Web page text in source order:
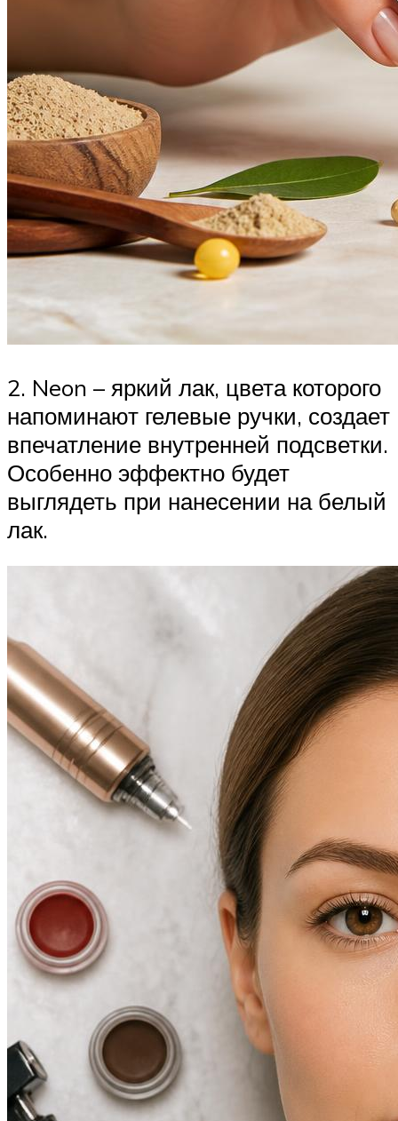
2. Neon – яркий лак, цвета которого
напоминают гелевые ручки, создает
впечатление внутренней подсветки.
Особенно эффектно будет
выглядеть при нанесении на белый
лак.